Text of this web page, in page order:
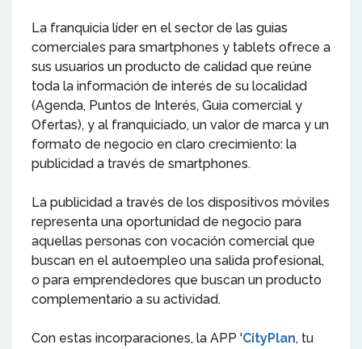
La franquicia líder en el sector de las guias
comerciales para smartphones y tablets ofrece a
sus usuarios un producto de calidad que reúne
toda la información de interés de su localidad
(Agenda, Puntos de Interés, Guia comercial y
Ofertas), y al franquiciado, un valor de marca y un
formato de negocio en claro crecimiento: la
publicidad a través de smartphones.
La publicidad a través de los dispositivos móviles
representa una oportunidad de negocio para
aquellas personas con vocación comercial que
buscan en el autoempleo una salida profesional,
o para emprendedores que buscan un producto
complementario a su actividad.
Con estas incorparaciones, la APP 'CityPlan, tu